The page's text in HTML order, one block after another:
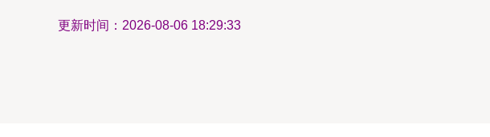
更新时间：2026-08-06 18:29:33